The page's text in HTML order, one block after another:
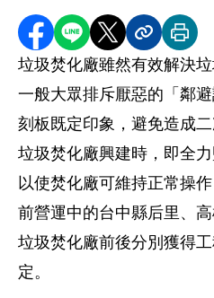
分享至 Facebook
分享到 LINE
分享到 X分享內容
列印
垃圾焚化廠雖然有效解決
一般大眾排斥厭惡的「鄰
刻板既定印象，避免造成
垃圾焚化廠興建時，即全
以使焚化廠可維持正常操
前營運中的台中縣后里、
垃圾焚化廠前後分別獲得
定。